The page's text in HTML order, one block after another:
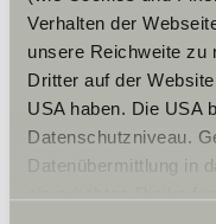
Verhalten der
unsere Reichweite zu
Dritter auf der
USA haben. Die USA
Datenschutzniveau.
Datenübermittlung in
Horaires
FAHRZEUGVERKAUF
Montag – Freitag:
09:00 -18:00 Uhr
Samstag:
09:00 – 14:00 Uhr